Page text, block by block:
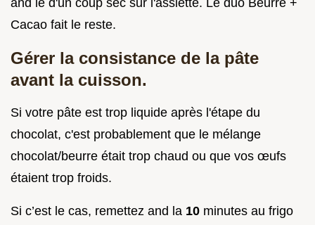
and le d'un coup sec sur l'assiette. Le duo Beurre +
Cacao fait le reste.
Gérer la consistance de la pâte
avant la cuisson.
Si votre pâte est trop liquide après l'étape du
chocolat, c'est probablement que le mélange
chocolat/beurre était trop chaud ou que vos œufs
étaient trop froids.
Si c’est le cas, remettez and la 10 minutes au frigo